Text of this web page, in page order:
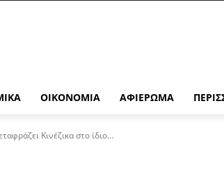
ΟΙΚΟΝΟΜΊΑ ΑΦΙΈΡΩΜΑ
Κινέζικα στο ίδιο...